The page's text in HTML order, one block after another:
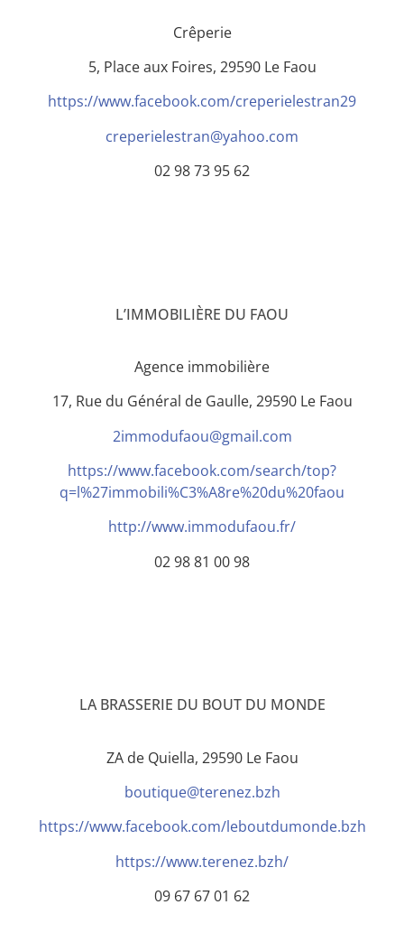
Crêperie
5, Place aux Foires, 29590 Le Faou
https://www.facebook.com/creperielestran29
creperielestran@yahoo.com
02 98 73 95 62
L’IMMOBILIÈRE DU FAOU
Agence immobilière
17, Rue du Général de Gaulle, 29590 Le Faou
2immodufaou@gmail.com
https://www.facebook.com/search/top?
q=l%27immobili%C3%A8re%20du%20faou
http://www.immodufaou.fr/
02 98 81 00 98
LA BRASSERIE DU BOUT DU MONDE
ZA de Quiella, 29590 Le Faou
boutique@terenez.bzh
https://www.facebook.com/leboutdumonde.bzh
https://www.terenez.bzh/
09 67 67 01 62